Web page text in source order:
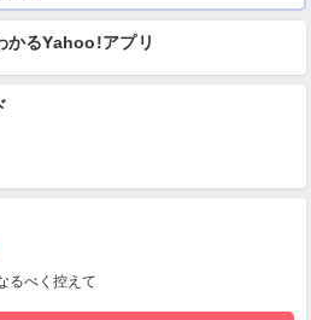
かるYahoo!アプリ
るべく控えて